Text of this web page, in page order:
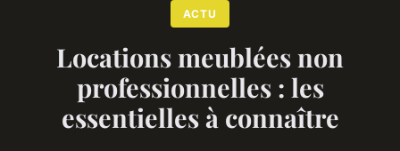
ACTU
Locations meublées non
professionnelles : les
essentielles à connaître